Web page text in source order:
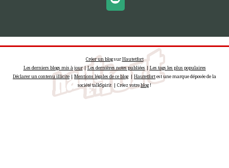
Créer un blogsurHautetfort
Les derniers blogs mis à jour|Les dernières notes publiées |Les tags les plus populaires
Déclarer un contenu illicite|Mentions légales de ce blog| Hautetfortest une marque déposée de la
société talkSpirit | Créez votreblog!